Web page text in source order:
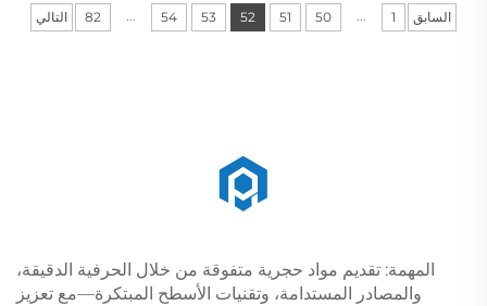
السابق 1
...
50
51
52
53
54
...
82 التالي
المهمة: تقديم مواد حجرية متفوقة من خلال الحرفية الدقيقة،
والمصادر المستدامة، وتقنيات الأسطح المبتكرة—مع تعزيز